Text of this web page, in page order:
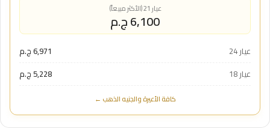
عيار 21 (الأكثر مبيعاً)
6,100 ج.م
عيار 24
6,971 ج.م
عيار 18
5,228 ج.م
كافة الأعيرة والجنيه الذهب ←